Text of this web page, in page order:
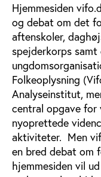
Hjemmesiden
og debat om det
aftenskoler,
spejderkorps
Folkeoplysning
Analyseinstitut,
central opgave
nyoprettede
aktiviteter. Men
en bred debat om
hjemmesiden vil